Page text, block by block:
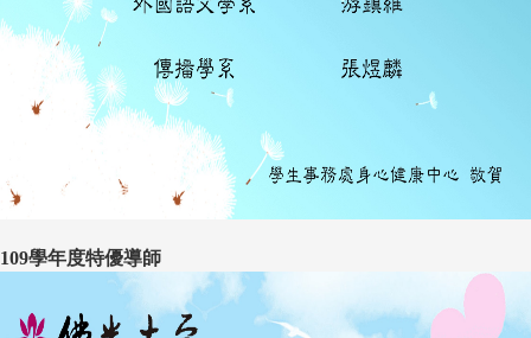
109學年度特優導師